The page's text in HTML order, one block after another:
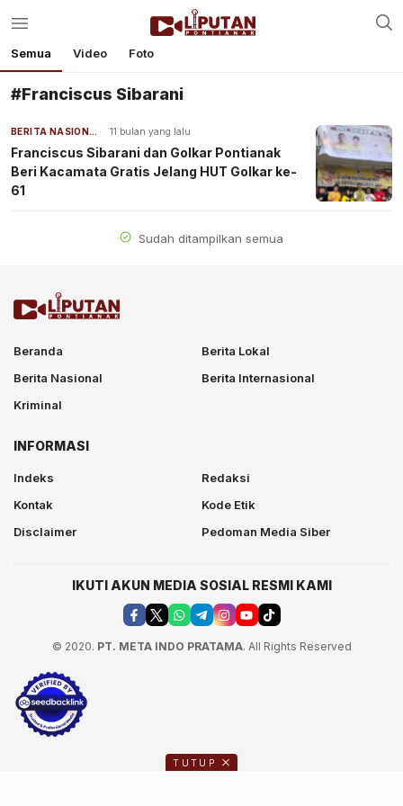
Semua Video Foto
#Franciscus Sibarani
BERITA NASIONAL 11 bulan yang lalu
Franciscus Sibarani dan Golkar Pontianak
Beri Kacamata Gratis Jelang HUT Golkar ke-
61
Sudah ditampilkan semua
Beranda
Berita Lokal
Berita Nasional
Berita Internasional
Kriminal
INFORMASI
Indeks
Redaksi
Kontak
Kode Etik
Disclaimer
Pedoman Media Siber
IKUTI AKUN MEDIA SOSIAL RESMI KAMI
© 2020. PT. META INDO PRATAMA. All Rights Reserved
TUTUP